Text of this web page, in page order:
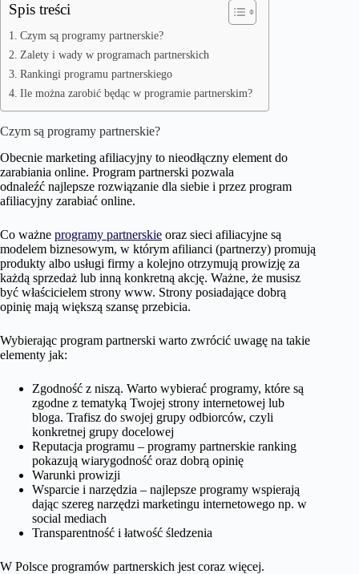
Spis treści
Czym są programy partnerskie?
Zalety i wady w programach partnerskich
Rankingi programu partnerskiego
Ile można zarobić będąc w programie partnerskim?
Czym są programy partnerskie?
Obecnie marketing afiliacyjny to nieodłączny element do
zarabiania online. Program partnerski pozwala
odnaleźć najlepsze rozwiązanie dla siebie i przez program
afiliacyjny zarabiać online.
Co ważne programy partnerskie oraz sieci afiliacyjne są
modelem biznesowym, w którym afilianci (partnerzy) promują
produkty albo usługi firmy a kolejno otrzymują prowizję za
każdą sprzedaż lub inną konkretną akcję. Ważne, że musisz
być właścicielem strony www. Strony posiadające dobrą
opinię mają większą szansę przebicia.
Wybierając program partnerski warto zwrócić uwagę na takie
elementy jak:
Zgodność z niszą. Warto wybierać programy, które są
zgodne z tematyką Twojej strony internetowej lub
bloga. Trafisz do swojej grupy odbiorców, czyli
konkretnej grupy docelowej
Reputacja programu – programy partnerskie ranking
pokazują wiarygodność oraz dobrą opinię
Warunki prowizji
Wsparcie i narzędzia – najlepsze programy wspierają
dając szereg narzędzi marketingu internetowego np. w
social mediach
Transparentność i łatwość śledzenia
W Polsce programów partnerskich jest coraz więcej.